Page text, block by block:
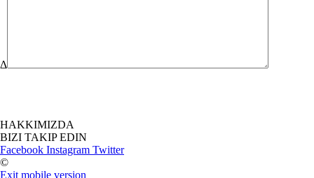
Δ
HAKKIMIZDA
BIZI TAKIP EDIN
Facebook Instagram Twitter
©
Exit mobile version